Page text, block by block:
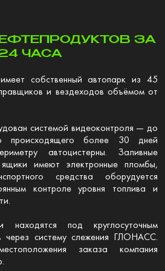
ЗА
ЧАСА
собственный автопарк из 45
и вездеходов объёмом от
системой видеоконтроля — до
более 30 дней
автоцистерны. Заливные
имеют электронные пломбы,
средства оборудуется
контроле уровня топлива и
находятся под круглосуточным
через систему слежения ГЛОНАСС.
заказа компания